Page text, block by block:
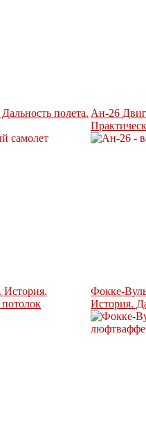
полета. Ан-26
История.
Фокке-
История.